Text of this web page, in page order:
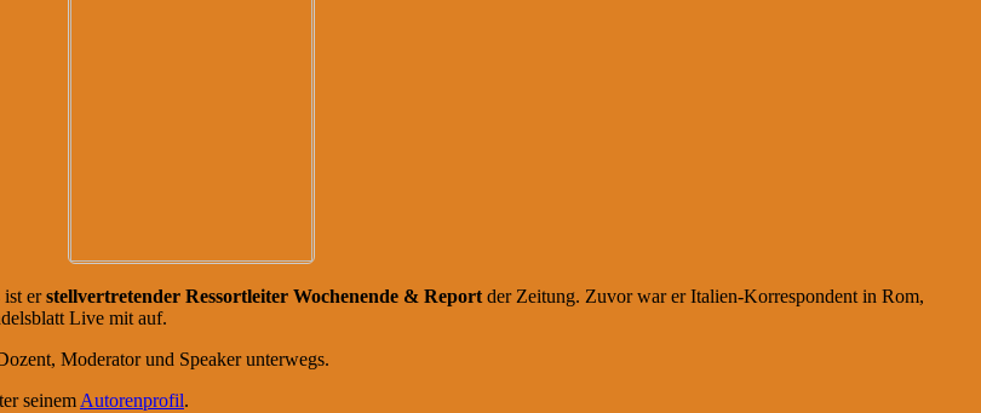
ist erstellvertretender Ressortleiter Wochenende & Report der Zeitung. Zuvor war er Italien-Korrespondent in Rom,
Live mit auf.
Moderator und Speaker unterwegs.
seinem Autorenprofil.